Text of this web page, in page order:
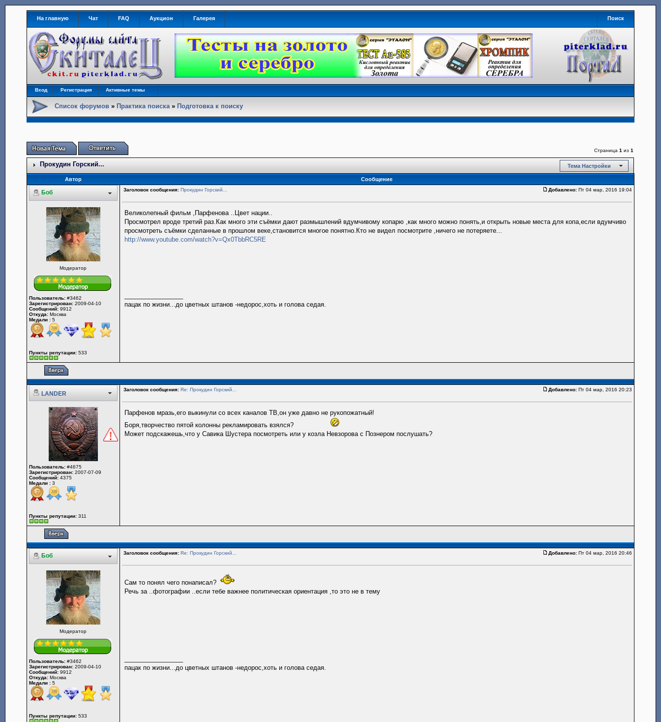
На главную Чат FAQ Аукцион Галерея Поиск
Вход Регистрация Активные темы
Список форумов» Практика поиска» Подготовка к поиску
Страница 1 из 1
Прокудин Горский... Тема Настройки
Автор Сообщение
Боб Заголовок сообщения: Прокудин Горский... Добавлено:Пт 04 мар, 2016 19:04
Модератор
Пользователь:#3462
Зарегистрирован:2009-04-10
Сообщений:9912
Откуда:Москва
Медали :5
Пункты репутации:533
Великолепный фильм ,Парфенова ..Цвет нации..
Просмотрел вроде третий раз.Как много эти съёмки дают размышлений вдумчивому копарю ,как много можно понять,и открыть новые места для копа,если вдумчиво
просмотреть съёмки сделанные в прошлом веке,становится многое понятно.Кто не видел посмотрите ,ничего не потеряете...
http://www.youtube.com/watch?v=Qx0TbbRC5RE
пацак по жизни...до цветных штанов -недорос,хоть и голова седая.
LANDER
Заголовок сообщения: Re: Прокудин Горский... Добавлено:Пт 04 мар, 2016 20:23
Пользователь:#4675
Зарегистрирован:2007-07-09
Сообщений:4375
Медали :3
Пункты репутации:311
Парфенов мразь,его выкинули со всех каналов ТВ,он уже давно не рукопожатный!
Боря,творчество пятой колонны рекламировать взялся?
Может подскажешь,что у Савика Шустера посмотреть или у козла Невзорова с Познером послушать?
Боб Заголовок сообщения: Re: Прокудин Горский... Добавлено:Пт 04 мар, 2016 20:46
Модератор
Пользователь:#3462
Зарегистрирован:2009-04-10
Сообщений:9912
Откуда:Москва
Медали :5
Пункты репутации:533
Сам то понял чего понаписал?
Речь за ..фотографии ..если тебе важнее политическая ориентация ,то это не в тему
пацак по жизни...до цветных штанов -недорос,хоть и голова седая.